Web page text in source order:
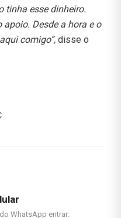
tinha esse dinheiro.
Desde a hora e o
comigo”, disse o
WhatsApp entrar: